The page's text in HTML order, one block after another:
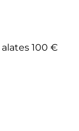
alates 100 €